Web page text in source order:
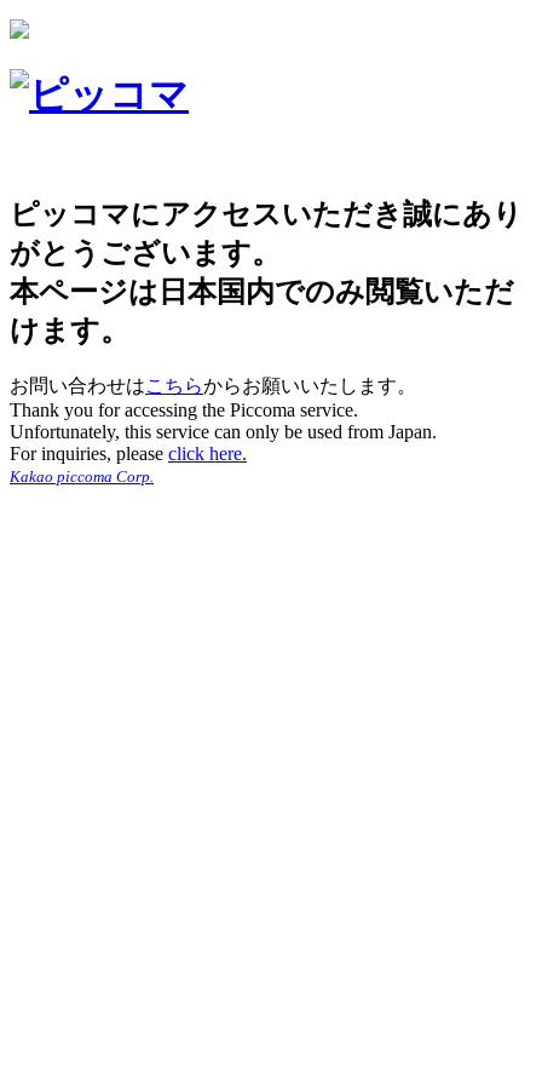
ピッコマにアクセスいただき誠にあり
がとうございます。
本ページは日本国内でのみ閲覧いただ
けます。
お問い合わせはこちらからお願いいたします。
Thank you for accessing the Piccoma service.
Unfortunately, this service can only be used from Japan.
For inquiries, please click here.
Kakao piccoma Corp.